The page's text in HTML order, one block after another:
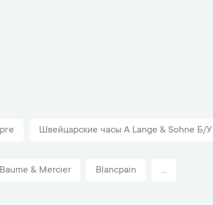
Швейцарские часы A Lange & Sohne Б/У
Baume & Mercier Blancpain ...